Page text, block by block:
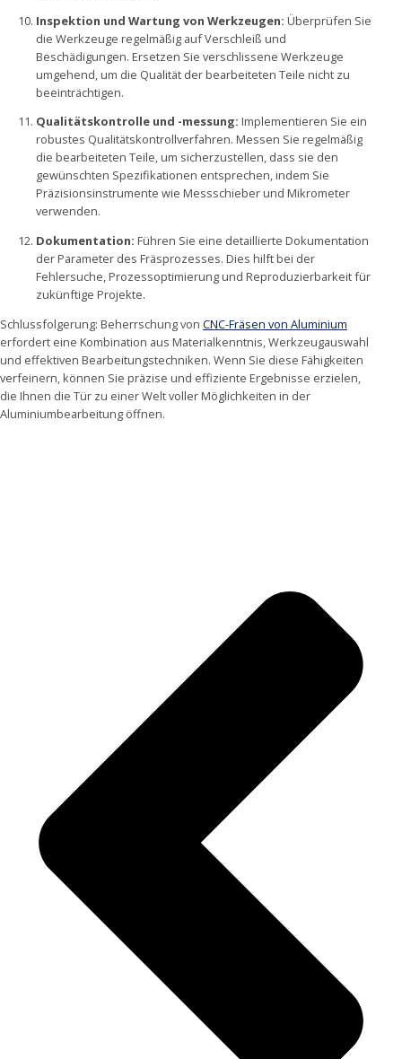
Inspektion und Wartung von Werkzeugen: Überprüfen Sie
die Werkzeuge regelmäßig auf Verschleiß und
Beschädigungen. Ersetzen Sie verschlissene Werkzeuge
umgehend, um die Qualität der bearbeiteten Teile nicht zu
beeinträchtigen.
Qualitätskontrolle und -messung: Implementieren Sie ein
robustes Qualitätskontrollverfahren. Messen Sie regelmäßig
die bearbeiteten Teile, um sicherzustellen, dass sie den
gewünschten Spezifikationen entsprechen, indem Sie
Präzisionsinstrumente wie Messschieber und Mikrometer
verwenden.
Dokumentation: Führen Sie eine detaillierte Dokumentation
der Parameter des Fräsprozesses. Dies hilft bei der
Fehlersuche, Prozessoptimierung und Reproduzierbarkeit für
zukünftige Projekte.
Schlussfolgerung: Beherrschung von CNC-Fräsen von Aluminium
erfordert eine Kombination aus Materialkenntnis, Werkzeugauswahl
und effektiven Bearbeitungstechniken. Wenn Sie diese Fähigkeiten
verfeinern, können Sie präzise und effiziente Ergebnisse erzielen,
die Ihnen die Tür zu einer Welt voller Möglichkeiten in der
Aluminiumbearbeitung öffnen.